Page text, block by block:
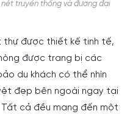
truyền thống và đương đại
thự được thiết kế tinh tế,
được trang bị các
du khách có thể nhìn
đẹp bên ngoài ngay tại
Tất cả đều mang đến một